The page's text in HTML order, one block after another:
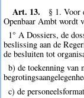
Art. 13.
§ 1. Voor
Openbaar Ambt wordt
1° A Dossiers, de
beslissing aan de
de besluiten tot
b) de toekenning van
c) de